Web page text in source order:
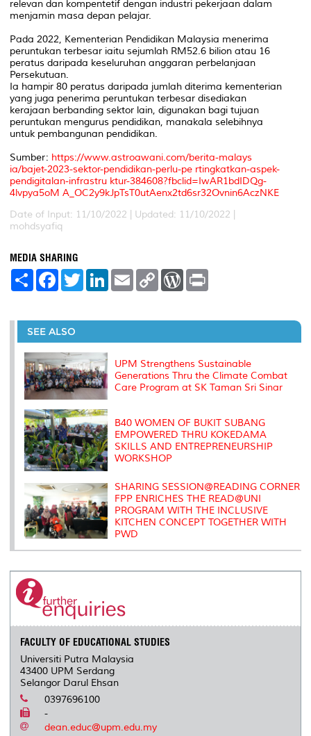
relevan dan kompentetif dengan industri pekerjaan dalam
menjamin masa depan pelajar.
Pada 2022, Kementerian Pendidikan Malaysia menerima
peruntukan terbesar iaitu sejumlah RM52.6 bilion atau 16
peratus daripada keseluruhan anggaran perbelanjaan
Persekutuan.
Ia hampir 80 peratus daripada jumlah diterima kementerian
yang juga penerima peruntukan terbesar disediakan
kerajaan berbanding sektor lain, digunakan bagi tujuan
peruntukan mengurus pendidikan, manakala selebihnya
untuk pembangunan pendidikan.
Sumber: https://www.astroawani.com/berita-malays
ia/bajet-2023-sektor-pendidikan-perlu-pe rtingkatkan-aspek-
pendigitalan-infrastru ktur-384608?fbclid=IwAR1bdIDQg-
4lvpya5oM A_OC2y9kJpTsT0utAenx2td6sr32Ovnin6AczNKE
Date of Input: 11/10/2022 | Updated: 11/10/2022 |
mohdsyafiq
MEDIA SHARING
S
e
F
a
b
o
o
k
T
w
t
r
L
e
I
E
m
l
C
L
n
W
P
e
s
t
SEE ALSO
UPM Strengthens Sustainable
Generations Thru the Climate Combat
Care Program at SK Taman Sri Sinar
B40 WOMEN OF BUKIT SUBANG
EMPOWERED THRU KOKEDAMA
SKILLS AND ENTREPRENEURSHIP
WORKSHOP
SHARING SESSION@READING CORNER
FPP ENRICHES THE READ@UNI
PROGRAM WITH THE INCLUSIVE
KITCHEN CONCEPT TOGETHER WITH
PWD
FACULTY OF EDUCATIONAL STUDIES
Universiti Putra Malaysia
43400 UPM Serdang
Selangor Darul Ehsan
0397696100
-
dean.educ@upm.edu.my